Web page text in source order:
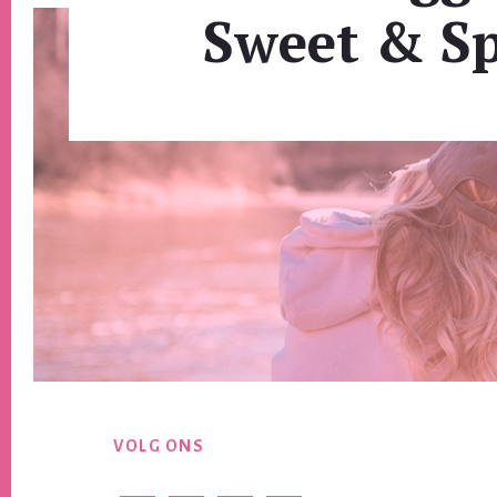
Sweet &
Footer
VOLG ONS